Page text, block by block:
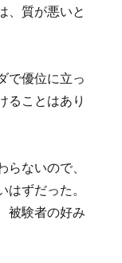
、質が悪いと
で優位に立っ
ることはあり
ないので、
ずだった。
被験者の好み